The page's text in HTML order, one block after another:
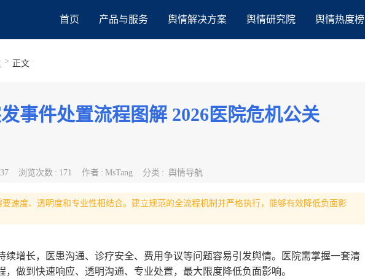
首页 产品与服务 舆情解决方案 舆情研究院 舆情热度榜
> 正文
事件处置流程图解 2026医院危机公关
浏览次数 : 171 作者 : MsTang 分类 : 舆情导航
要速度、透明度和专业性相结合。建立规范的全流程机制并严格执行，能够有效降低负面影
续增长，医患沟通、诊疗安全、费用争议等问题容易引发舆情。医院需掌握一套清
，做到快速响应、透明沟通、专业处置，最大限度降低负面影响。